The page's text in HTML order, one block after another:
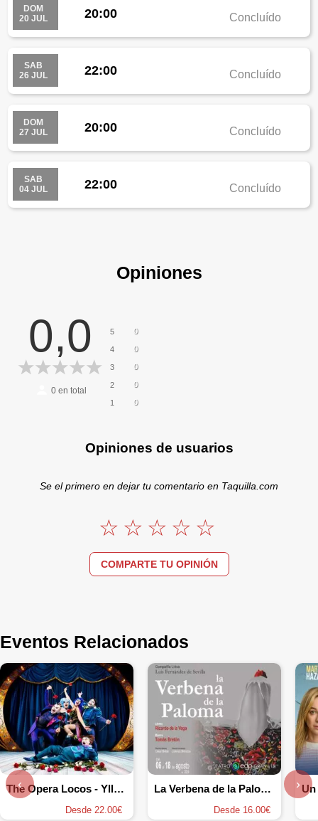
DOM
20 JUL
20:00 Concluído
SAB
26 JUL
22:00 Concluído
DOM
27 JUL
20:00 Concluído
SAB
04 JUL
22:00 Concluído
Opiniones
0,0
0en total
5 0
4 0
3 0
2 0
1 0
Opiniones de usuarios
Se el primero en dejar tu comentario en Taquilla.com
COMPARTE TU OPINIÓN
Eventos Relacionados
The Opera Locos - Yllana
Desde 22.00€
La Verbena de la Paloma - Compañía Lírica Luis Fernández de Sevilla
Desde 16.00€
‹ ›